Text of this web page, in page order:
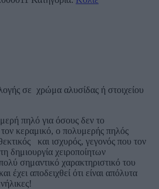
σε χρώμα αλυσίδας ή στοιχείου
πηλό για όσους δεν το
κεραμικό, ο πολυμερής πηλός
και ισχυρός, γεγονός που τον
δημιουργία χειροποίητων
σημαντικό χαρακτηριστικό του
έχει αποδειχθεί ότι είναι απόλυτα